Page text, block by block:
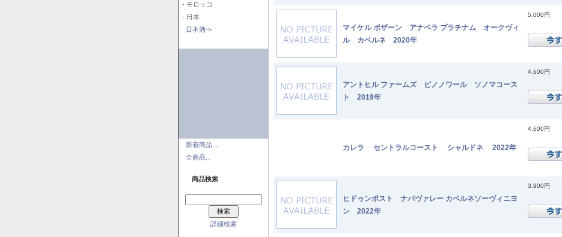
- モロッコ
- 日本
日本酒->
新着商品...
全商品...
商品検索
詳細検索
マイケル ポザーン アナベラ プラチナム オークヴィ
ル カベルネ 2020年
5,000円
アントヒル ファームズ ピノノワール ソノマコース
ト 2019年
4,600円
カレラ セントラルコースト シャルドネ 2022年
4,600円
ヒドゥンポスト ナパヴァレー カベルネソーヴィニヨ
ン 2022年
3,900円